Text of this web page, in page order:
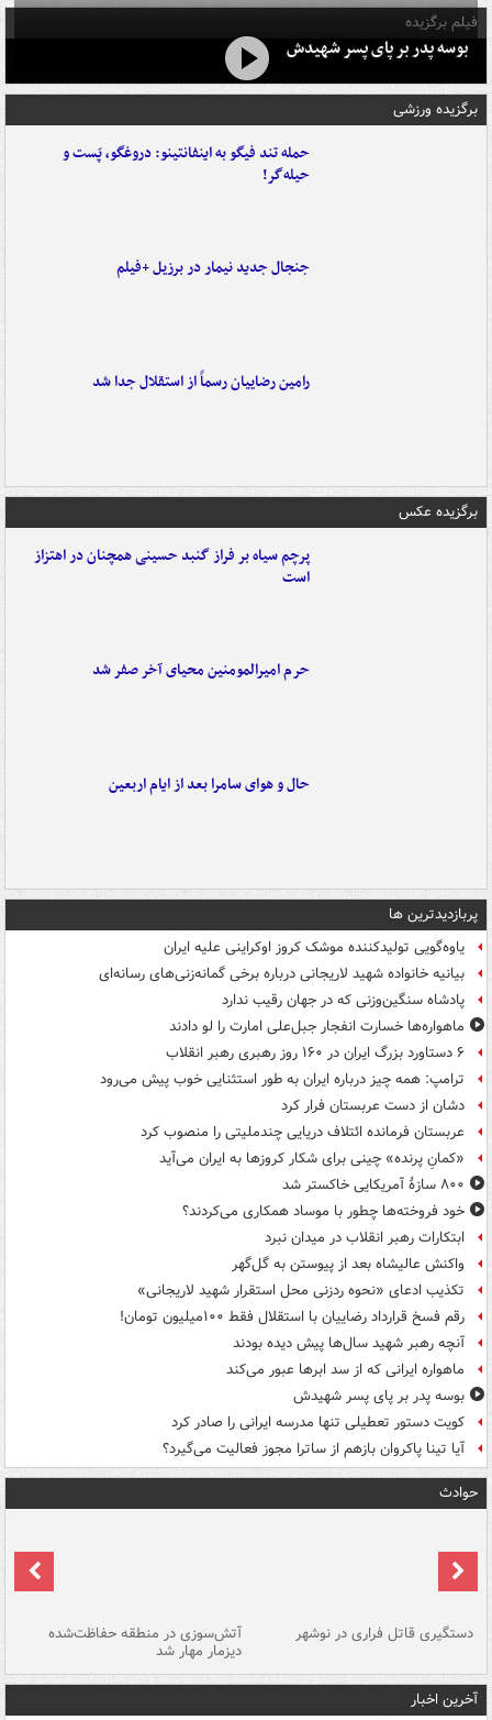
فیلم برگزیده
بوسه‌ پدر بر پای پسر شهیدش
برگزیده ورزشی
حمله تند فیگو به اینفانتینو: دروغگو، پَست‌ و
حیله‌گر!
جنجال جدید نیمار در برزیل +فیلم
رامین رضاییان رسماً از استقلال جدا شد
برگزیده عکس
پرچم سیاه بر فراز گنبد حسینی همچنان در اهتزاز
است
حرم امیرالمومنین محیای آخر صفر شد
حال و هوای سامرا بعد از ایام اربعین
پربازدیدترین ها
یاوه‌گویی تولیدکننده موشک کروز اوکراینی علیه ایران
بیانیه خانواده شهید لاریجانی درباره برخی گمانه‌زنی‌های رسانه‌ای
پادشاه سنگین‌وزنی که در جهان رقیب ندارد
ماهواره‌ها خسارت انفجار جبل‌علی امارت را لو دادند
۶ دستاورد بزرگ ایران در ۱۶۰ روز رهبری رهبر انقلاب
ترامپ: همه چیز درباره ایران به طور استثنایی خوب پیش می‌رود
دشان از دست عربستان فرار کرد
عربستان فرمانده ائتلاف دریایی چندملیتی را منصوب کرد
«کمانِ پرنده» چینی برای شکار کروزها به ایران می‌آید
۸۰۰ سازۀ آمریکایی خاکستر شد
خود فروخته‌ها چطور با موساد همکاری می‌کردند؟
ابتکارات رهبر انقلاب در میدان نبرد
واکنش عالیشاه بعد از پیوستن به گل‌گهر
تکذیب ادعای «نحوه ردزنی محل استقرار شهید لاریجانی»
رقم فسخ قرارداد رضاییان با استقلال فقط ۱۰۰میلیون تومان!
آنچه رهبر شهید سال‌ها پیش دیده بودند
ماهواره ایرانی که از سد ابرها عبور می‌کند
بوسه‌ پدر بر پای پسر شهیدش
کویت دستور تعطیلی تنها مدرسه ایرانی را صادر کرد
آیا تینا پاکروان بازهم از ساترا مجوز فعالیت می‌گیرد؟
حوادث
دستگیری قاتل فراری در نوشهر آتش‌سوزی در منطقه حفاظت‌شده
دیزمار مهار شد
آخرین اخبار